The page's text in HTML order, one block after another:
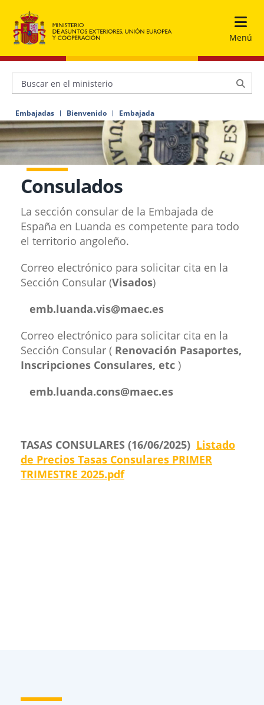
Menú
Embajadas Bienvenido Embajada
Consulados
La sección consular de la Embajada de
España en Luanda es competente para todo
el territorio angoleño.
Correo electrónico para solicitar cita en la
Sección Consular (Visados)
emb.luanda.vis@maec.es
Correo electrónico para solicitar cita en la
Sección Consular ( Renovación Pasaportes,
Inscripciones Consulares, etc )
emb.luanda.cons@maec.es
TASAS CONSULARES (16/06/2025) Listado
de Precios Tasas Consulares PRIMER
TRIMESTRE 2025.pdf